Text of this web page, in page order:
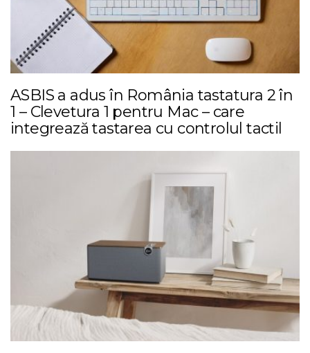
ASBIS a adus în România tastatura 2 în
1 – Clevetura 1 pentru Mac – care
integrează tastarea cu controlul tactil